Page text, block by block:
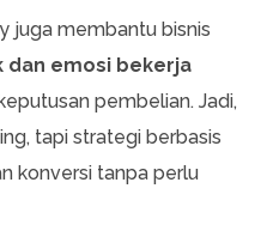
juga membantu bisnis
dan emosi bekerja
pembelian. Jadi,
tapi strategi berbasis
konversi tanpa perlu